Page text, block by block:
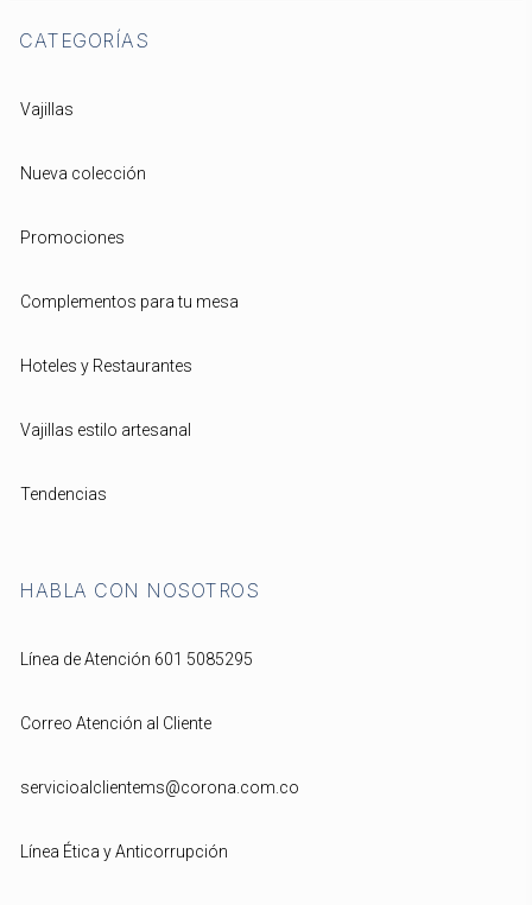
CATEGORÍAS
Vajillas
Nueva colección
Promociones
Complementos para tu mesa
Hoteles y Restaurantes
Vajillas estilo artesanal
Tendencias
HABLA CON NOSOTROS
Línea de Atención 601 5085295
Correo Atención al Cliente
servicioalclientems@corona.com.co
Línea Ética y Anticorrupción